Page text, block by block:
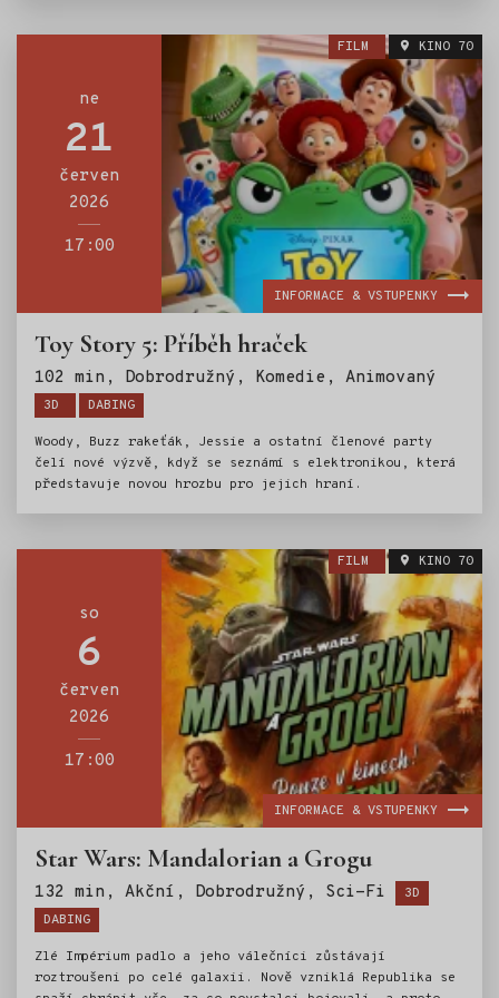
mocným polobohem Mauim (Dwayne Johnson), na
nezapomenutelnou cestu, aby zachránila svůj lid.
ne
21
červen
2026
17:00
FILM KINO 70
Toy Story 5: Příběh hraček
102 min, Dobrodružný, Komedie, Animovaný
3D DABING
Woody, Buzz rakeťák, Jessie a ostatní členové party
čelí nové výzvě, když se seznámí s elektronikou, která
představuje novou hrozbu pro jejich hraní.
INFORMACE & VSTUPENKY
so
6
červen
2026
17:00
FILM KINO 70
Star Wars: Mandalorian a Grogu
132 min, Akční, Dobrodružný, Sci-Fi Štítky:
3D
DABING
Zlé Impérium padlo a jeho válečníci zůstávají
roztroušeni po celé galaxii. Nově vzniklá Republika se
INFORMACE & VSTUPENKY